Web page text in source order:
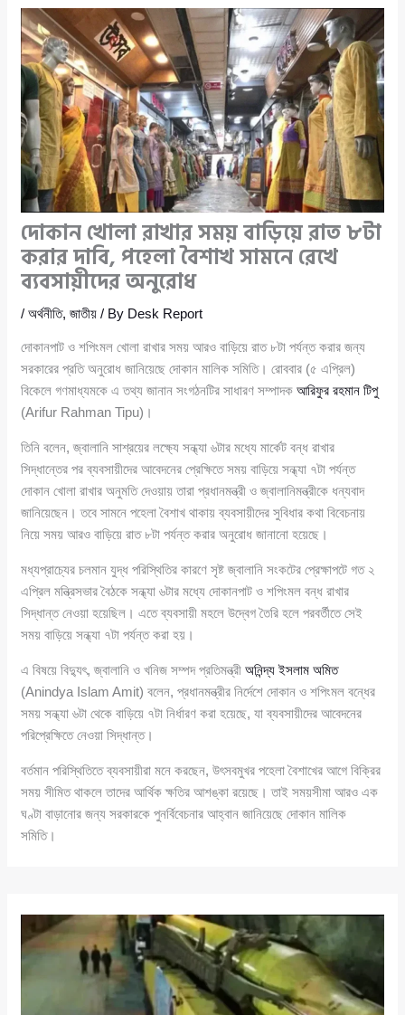
দোকান খোলা রাখার সময় বাড়িয়ে রাত ৮টা
করার দাবি, পহেলা বৈশাখ সামনে রেখে
ব্যবসায়ীদের অনুরোধ
/অর্থনীতি,জাতীয় / By Desk Report
দোকানপাট ও শপিংমল খোলা রাখার সময় আরও বাড়িয়ে রাত ৮টা পর্যন্ত করার জন্য
সরকারের প্রতি অনুরোধ জানিয়েছে দোকান মালিক সমিতি। রোববার (৫ এপ্রিল)
বিকেলে গণমাধ্যমকে এ তথ্য জানান সংগঠনটির সাধারণ সম্পাদকআরিফুর রহমান টিপু
(Arifur Rahman Tipu)।
তিনি বলেন, জ্বালানি সাশ্রয়ের লক্ষ্যে সন্ধ্যা ৬টার মধ্যে মার্কেট বন্ধ রাখার
সিদ্ধান্তের পর ব্যবসায়ীদের আবেদনের প্রেক্ষিতে সময় বাড়িয়ে সন্ধ্যা ৭টা পর্যন্ত
দোকান খোলা রাখার অনুমতি দেওয়ায় তারা প্রধানমন্ত্রী ও জ্বালানিমন্ত্রীকে ধন্যবাদ
জানিয়েছেন। তবে সামনে পহেলা বৈশাখ থাকায় ব্যবসায়ীদের সুবিধার কথা বিবেচনায়
নিয়ে সময় আরও বাড়িয়ে রাত ৮টা পর্যন্ত করার অনুরোধ জানানো হয়েছে।
মধ্যপ্রাচ্যের চলমান যুদ্ধ পরিস্থিতির কারণে সৃষ্ট জ্বালানি সংকটের প্রেক্ষাপটে গত ২
এপ্রিল মন্ত্রিসভার বৈঠকে সন্ধ্যা ৬টার মধ্যে দোকানপাট ও শপিংমল বন্ধ রাখার
সিদ্ধান্ত নেওয়া হয়েছিল। এতে ব্যবসায়ী মহলে উদ্বেগ তৈরি হলে পরবর্তীতে সেই
সময় বাড়িয়ে সন্ধ্যা ৭টা পর্যন্ত করা হয়।
এ বিষয়ে বিদ্যুৎ, জ্বালানি ও খনিজ সম্পদ প্রতিমন্ত্রীঅনিন্দ্য ইসলাম অমিত
(Anindya Islam Amit) বলেন, প্রধানমন্ত্রীর নির্দেশে দোকান ও শপিংমল বন্ধের
সময় সন্ধ্যা ৬টা থেকে বাড়িয়ে ৭টা নির্ধারণ করা হয়েছে, যা ব্যবসায়ীদের আবেদনের
পরিপ্রেক্ষিতে নেওয়া সিদ্ধান্ত।
বর্তমান পরিস্থিতিতে ব্যবসায়ীরা মনে করছেন, উৎসবমুখর পহেলা বৈশাখের আগে বিক্রির
সময় সীমিত থাকলে তাদের আর্থিক ক্ষতির আশঙ্কা রয়েছে। তাই সময়সীমা আরও এক
ঘণ্টা বাড়ানোর জন্য সরকারকে পুনর্বিবেচনার আহ্বান জানিয়েছে দোকান মালিক
সমিতি।